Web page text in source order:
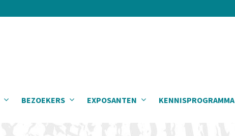
BEZOEKERS EXPOSANTEN KENNISPROGRAMMA